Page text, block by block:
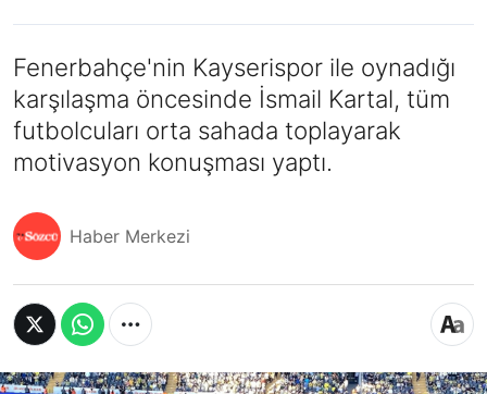
Fenerbahçe'nin Kayserispor ile oynadığı
karşılaşma öncesinde İsmail Kartal, tüm
futbolcuları orta sahada toplayarak
motivasyon konuşması yaptı.
Haber Merkezi